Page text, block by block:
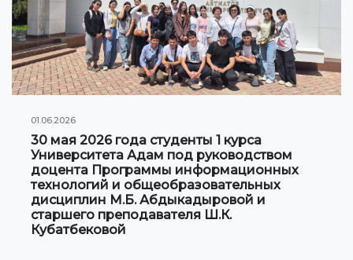
01.06.2026
30 мая 2026 года студенты 1 курса
Университета Адам под руководством
доцента Программы информационных
технологий и общеобразовательных
дисциплин М.Б. Абдыкадыровой и
старшего преподавателя Ш.К.
Кубатбековой